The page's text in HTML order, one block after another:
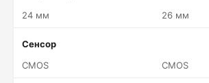
24 мм
26 мм
Сенсор
CMOS
CMOS